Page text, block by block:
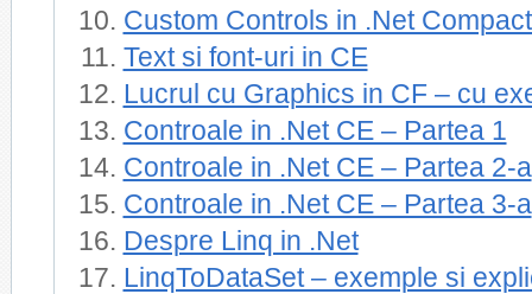
Custom Controls in .Net
Text si font-uri in CE
Lucrul cu Graphics in CF – cu
Controale in .Net CE – Partea 1
Controale in .Net CE – Partea 2-a
Controale in .Net CE – Partea 3-a
Despre Linq in .Net
LinqToDataSet – exemple si